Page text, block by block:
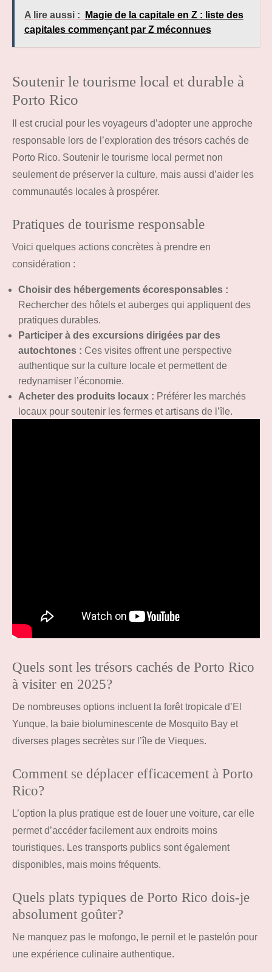
A lire aussi :
Magie de la capitale en Z : liste des
capitales commençant par Z méconnues
Soutenir le tourisme local et durable à
Porto Rico
Il est crucial pour les voyageurs d’adopter une approche
responsable lors de l’exploration des trésors cachés de
Porto Rico. Soutenir le tourisme local permet non
seulement de préserver la culture, mais aussi d’aider les
communautés locales à prospérer.
Pratiques de tourisme responsable
Voici quelques actions concrètes à prendre en
considération :
Choisir des hébergements écoresponsables :
Rechercher des hôtels et auberges qui appliquent des
pratiques durables.
Participer à des excursions dirigées par des
autochtones : Ces visites offrent une perspective
authentique sur la culture locale et permettent de
redynamiser l’économie.
Acheter des produits locaux : Préférer les marchés
locaux pour soutenir les fermes et artisans de l’île.
Quels sont les trésors cachés de Porto Rico
à visiter en 2025?
De nombreuses options incluent la forêt tropicale d’El
Yunque, la baie bioluminescente de Mosquito Bay et
diverses plages secrètes sur l’île de Vieques.
Comment se déplacer efficacement à Porto
Rico?
L’option la plus pratique est de louer une voiture, car elle
permet d’accéder facilement aux endroits moins
touristiques. Les transports publics sont également
disponibles, mais moins fréquents.
Quels plats typiques de Porto Rico dois-je
absolument goûter?
Ne manquez pas le mofongo, le pernil et le pastelón pour
une expérience culinaire authentique.